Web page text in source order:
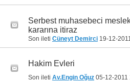
Serbest muhasebeci
kararına itiraz
Son ileti Cüneyt Demirci 19-12-
Hakim Evleri
Son ileti Av.Engin Oğuz 05-12-2011